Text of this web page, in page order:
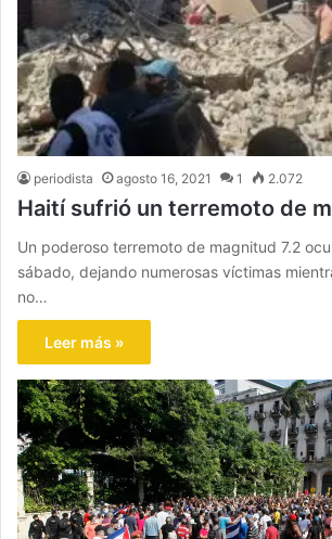
periodista agosto 16, 2021 1 2.072
Haití sufrió un terremoto de
Un poderoso terremoto de magnitud 7.2
sábado, dejando numerosas víctimas
no…
Leer más »